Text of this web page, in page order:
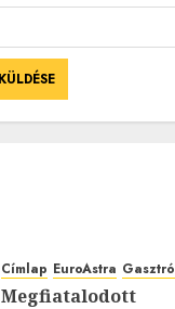
Címlap EuroAstra Gasztró
Megfiatalodott